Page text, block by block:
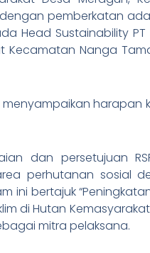
dengan pemberkatan
Head Sustainability
Kecamatan Nanga
dan persetujuan
perhutanan sosial
ini bertajuk
di Hutan
mitra pelaksana.